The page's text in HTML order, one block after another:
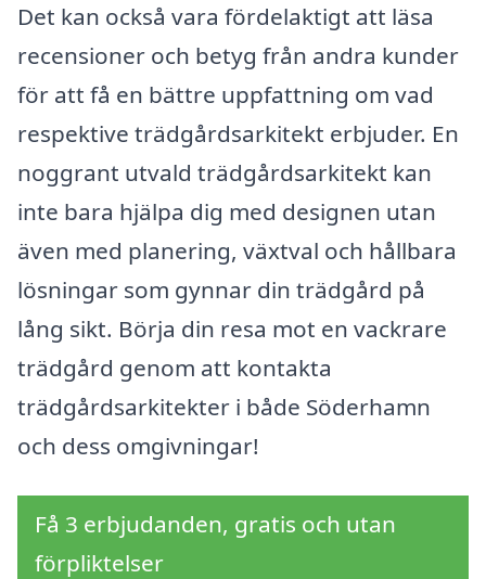
Det kan också vara fördelaktigt att läsa
recensioner och betyg från andra kunder
för att få en bättre uppfattning om vad
respektive trädgårdsarkitekt erbjuder. En
noggrant utvald trädgårdsarkitekt kan
inte bara hjälpa dig med designen utan
även med planering, växtval och hållbara
lösningar som gynnar din trädgård på
lång sikt. Börja din resa mot en vackrare
trädgård genom att kontakta
trädgårdsarkitekter i både Söderhamn
och dess omgivningar!
Få 3 erbjudanden, gratis och utan
förpliktelser